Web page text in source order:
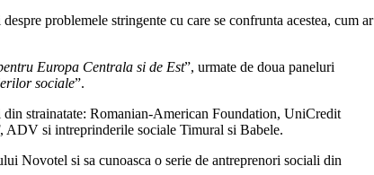
problemele stringente cu care se confrunta acestea, cum ar
Europa Centrala si de Est”, urmate de doua paneluri
sociale”.
strainatate: Romanian-American Foundation, UniCredit
si intreprinderile sociale Timural si Babele.
Novotel si sa cunoasca o serie de antreprenori sociali din